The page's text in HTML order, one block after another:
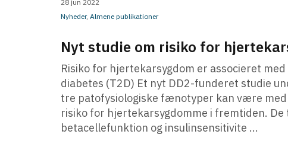
28 jun 2022
Nyheder, Almene publikationer
Nyt studie om risiko for
Risiko for hjertekarsygdom er associeret
diabetes (T2D) Et nyt DD2-funderet studie
tre patofysiologiske fænotyper kan være
risiko for hjertekarsygdomme i fremtiden.
betacellefunktion og insulinsensitivite ...